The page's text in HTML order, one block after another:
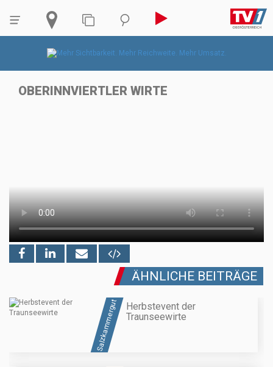
OBERINNVIERTLER WIRTE
ÄHNLICHE BEITRÄGE
Salzkammergut
Herbstevent der
Traunseewirte